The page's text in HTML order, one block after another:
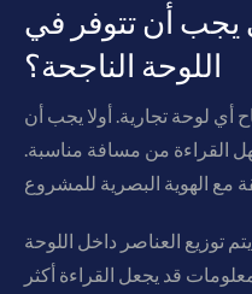
يجب أن تتوفر في
اللوحة الناجحة؟
لوحة تجارية. أولا يجب أن
القراءة من مسافة مناسبة.
توزيع العناصر داخل اللوحة
قد يجعل القراءة أكثر